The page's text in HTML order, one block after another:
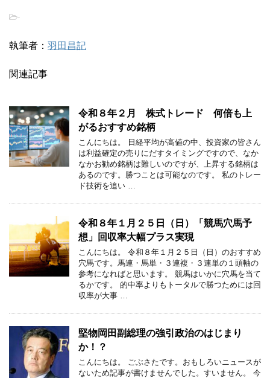
-
執筆者： 羽田昌記
関連記事
令和８年２月 株式トレード 何倍も上
がるおすすめ銘柄
こんにちは。 日経平均が高値の中、投資家の皆さん
は利益確定の売りにだすタイミングですので、なか
なかお勧め銘柄は難しいのですが、上昇する銘柄は
あるのです。勝つことは可能なのです。 私のトレー
ド技術を追い …
令和８年１月２５日（日）「競馬穴馬予
想」回収率大幅プラス実現
こんにちは。 令和８年１月２５日（日）のおすすめ
穴馬です。馬連・馬単・３連複・３連単の１頭軸の
参考になればと思います。 競馬はいかに穴馬を当て
るかです。 的中率よりもトータルで勝つためには回
収率が大事 …
堅物岡田副総理の強引政治のはじまり
か！？
こんにちは。 ごぶさたです。おもしろいニュースが
ないため記事が書けませんでした。すいません。 今